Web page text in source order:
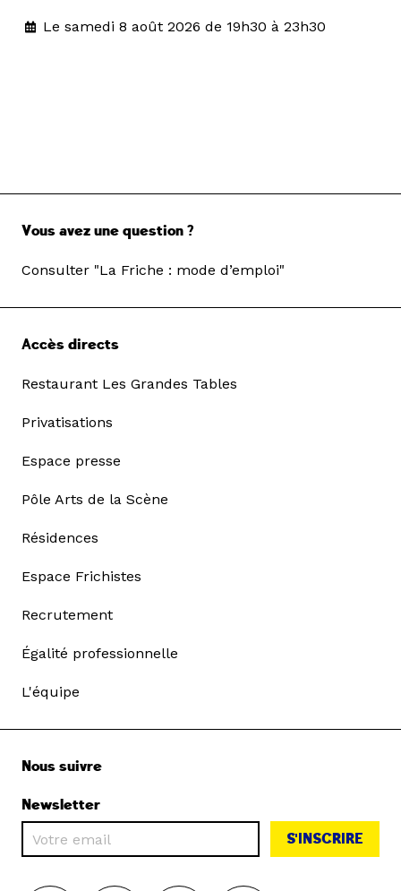
Le samedi 8 août 2026 de 19h30 à 23h30
Vous avez une question ?
Consulter "La Friche : mode d’emploi"
Accès directs
Restaurant Les Grandes Tables
Privatisations
Espace presse
Pôle Arts de la Scène
Résidences
Espace Frichistes
Recrutement
Égalité professionnelle
L'équipe
Nous suivre
Newsletter
S'INSCRIRE